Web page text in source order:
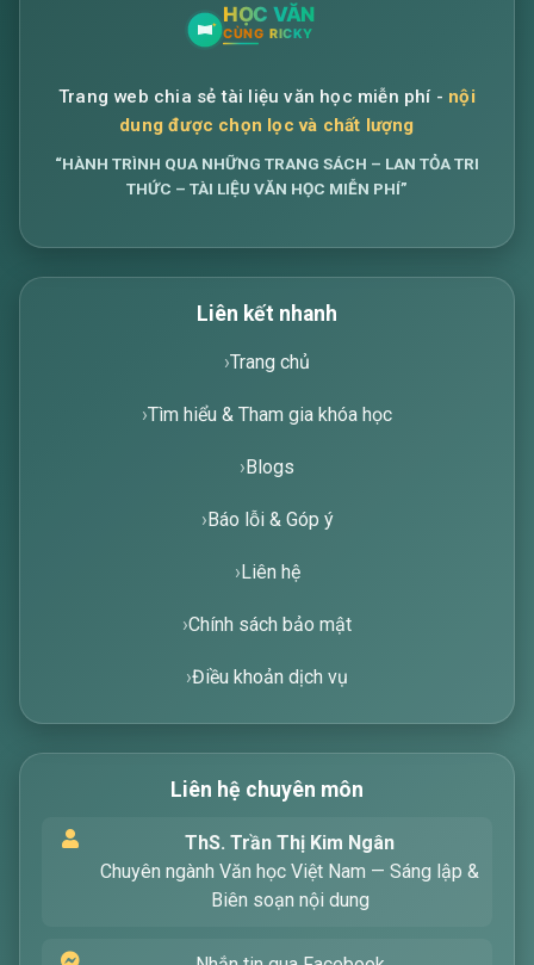
tìm kiếm các bài viết về văn học. Hãy nhập từ
khóa mà bạn quan tâm, tôi sẽ giúp bạn ngay
Trang web chia sẻ tài liệu văn học miễn phí - nội
dung được chọn lọc và chất lượng
“HÀNH TRÌNH QUA NHỮNG TRANG SÁCH – LAN TỎA TRI
THỨC – TÀI LIỆU VĂN HỌC MIỄN PHÍ”
Liên kết nhanh
Trang chủ
Tìm hiểu & Tham gia khóa học
Blogs
Báo lỗi & Góp ý
Liên hệ
Chính sách bảo mật
Điều khoản dịch vụ
Liên hệ chuyên môn
ThS. Trần Thị Kim Ngân
Chuyên ngành Văn học Việt Nam — Sáng lập &
Biên soạn nội dung